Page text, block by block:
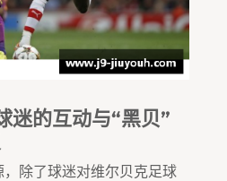
迷的互动与“黑贝”
，除了球迷对维尔贝克足球